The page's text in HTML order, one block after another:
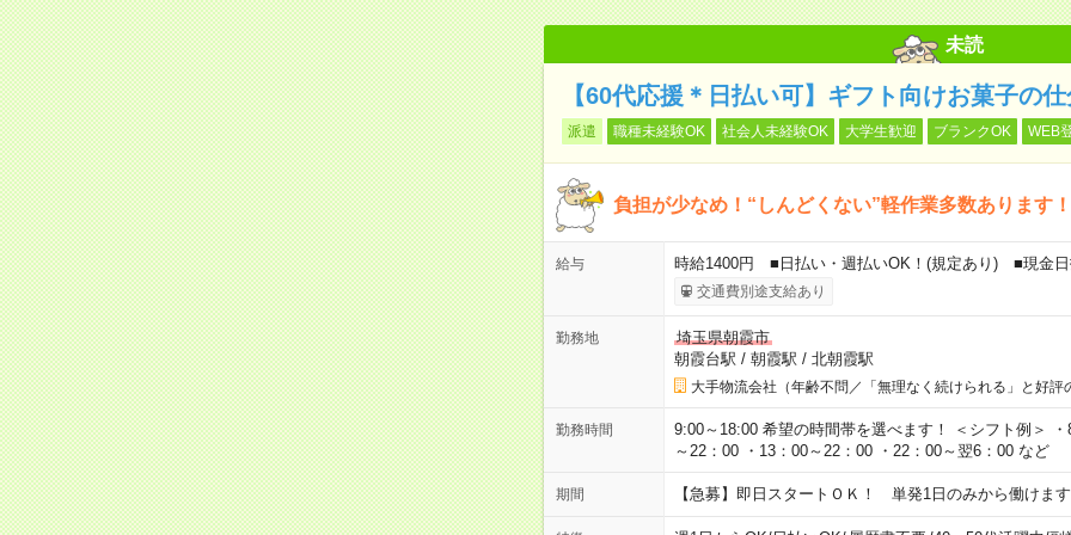
未読
【60代応援＊日払い可】ギフト向けお菓子の
派遣 職種未経験OK 社会人未経験OK 大学生歓迎 ブランクOK WEB
負担が少なめ！“しんどくない”軽作業多数あります！
給与 時給1400円 ■日払い・週払いOK！(規定あり) ■現金日
交通費別途支給あり
勤務地
埼玉県朝霞市
朝霞台駅 / 朝霞駅 / 北朝霞駅
大手物流会社（年齢不問／「無理なく続けられる」と好評
勤務時間
9:00～18:00 希望の時間帯を選べます！ ＜シフト例＞
～22：00 ・13：00～22：00 ・22：00～翌6：00 など
期間 【急募】即日スタートＯＫ！ 単発1日のみから働けま